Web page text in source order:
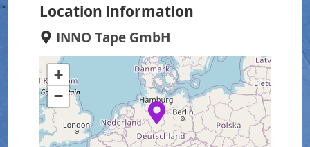
Location information
INNO Tape GmbH
+
−